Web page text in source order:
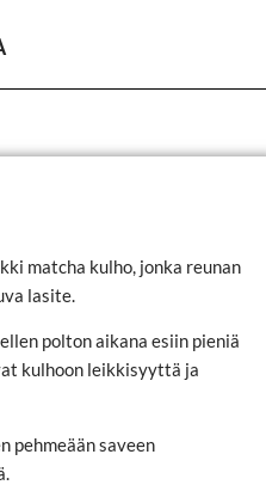
matcha kulho, jonka reunan
lasite.
polton aikana esiin pieniä
kulhoon leikkisyyttä ja
pehmeään saveen